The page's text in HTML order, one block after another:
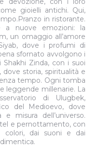
gioielli antichi. Qui,
in ristorante.
nuove emozioni: la
un omaggio all’amore
dove i profumi di
sfornato avvolgono i
Zinda, con i suoi
storia, spiritualità e
tempo. Ogni tomba
leggende millenarie. La
di Ulugbek,
del Medioevo, dove
e misura dell’universo.
e pernottamento, con
colori, dai suoni e dai